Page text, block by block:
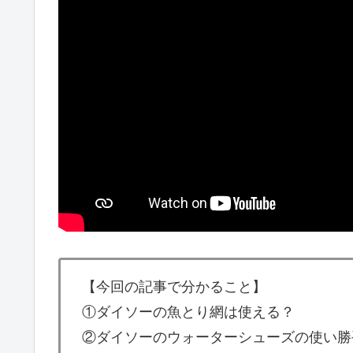
【今回の記事で分かること】
①ダイソーの魚とり網は使える？
②ダイソーのウォーターシューズの使い